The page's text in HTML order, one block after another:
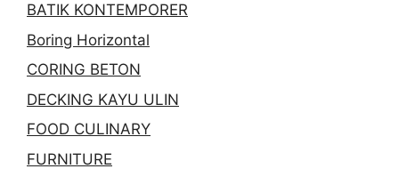
BATIK KONTEMPORER
Boring Horizontal
CORING BETON
DECKING KAYU ULIN
FOOD CULINARY
FURNITURE